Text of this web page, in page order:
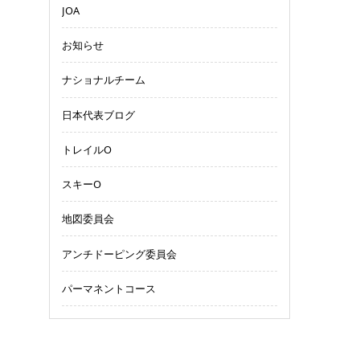
JOA
お知らせ
ナショナルチーム
日本代表ブログ
トレイルO
スキーO
地図委員会
アンチドーピング委員会
パーマネントコース